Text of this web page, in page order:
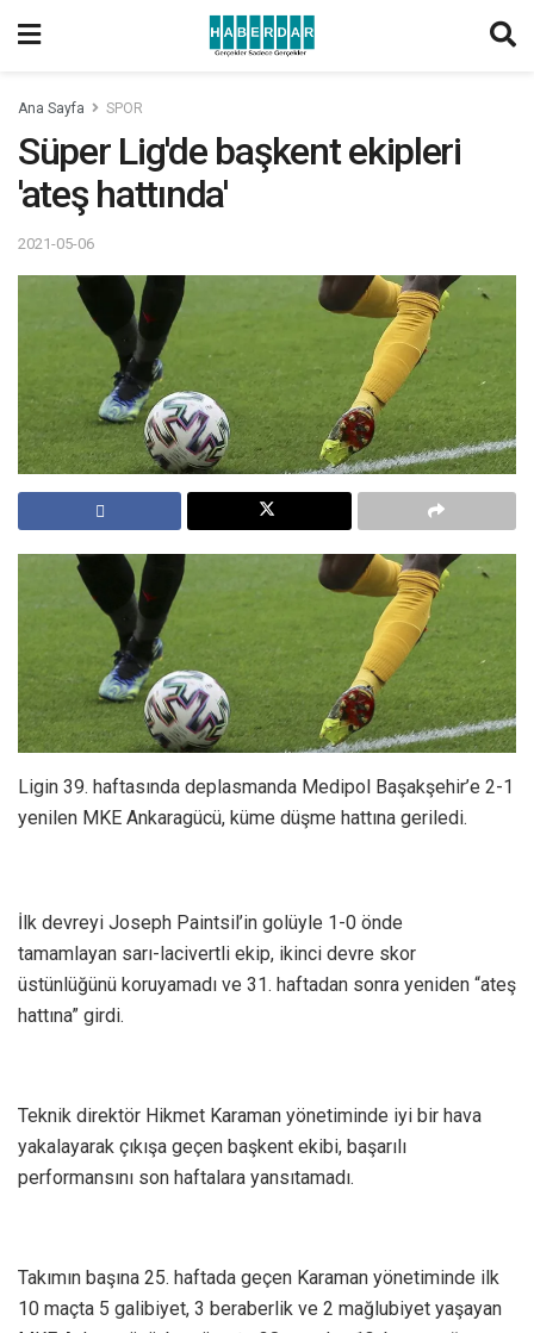
Ana Sayfa SPOR
Süper Lig'de başkent ekipleri
'ateş hattında'
2021-05-06
Ligin 39. haftasında deplasmanda Medipol Başakşehir’e 2-1
yenilen MKE Ankaragücü, küme düşme hattına geriledi.
İlk devreyi Joseph Paintsil’in golüyle 1-0 önde
tamamlayan sarı-lacivertli ekip, ikinci devre skor
üstünlüğünü koruyamadı ve 31. haftadan sonra yeniden “ateş
hattına” girdi.
Teknik direktör Hikmet Karaman yönetiminde iyi bir hava
yakalayarak çıkışa geçen başkent ekibi, başarılı
performansını son haftalara yansıtamadı.
Takımın başına 25. haftada geçen Karaman yönetiminde ilk
10 maçta 5 galibiyet, 3 beraberlik ve 2 mağlubiyet yaşayan